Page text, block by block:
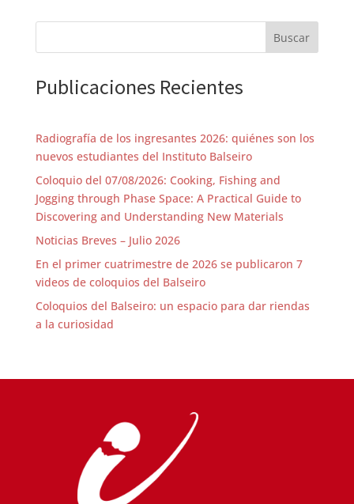
Buscar
Publicaciones Recientes
Radiografía de los ingresantes 2026: quiénes son los
nuevos estudiantes del Instituto Balseiro
Coloquio del 07/08/2026: Cooking, Fishing and
Jogging through Phase Space: A Practical Guide to
Discovering and Understanding New Materials
Noticias Breves – Julio 2026
En el primer cuatrimestre de 2026 se publicaron 7
videos de coloquios del Balseiro
Coloquios del Balseiro: un espacio para dar riendas
a la curiosidad